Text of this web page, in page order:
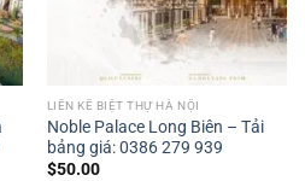
LIỀN KỀ BIỆT THỰ HÀ NỘI
Noble Palace Long Biên – Tải
bảng giá: 0386 279 939
$50.00